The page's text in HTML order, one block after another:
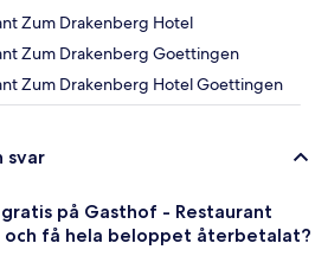
Zum Drakenberg Hotel
Zum Drakenberg Goettingen
Zum Drakenberg Hotel Goettingen
svar
på Gasthof - Restaurant
och få hela beloppet återbetalat?